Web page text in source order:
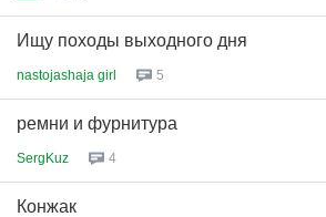
Ищу походы выходного дня
nastojashaja girl 5
ремни и фурнитура
SergKuz 4
Конжак